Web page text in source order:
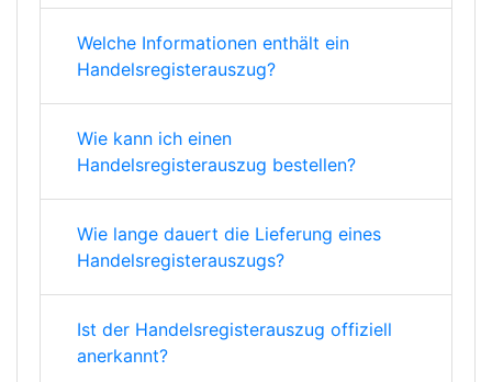
Welche Informationen enthält ein
Handelsregisterauszug?
Wie kann ich einen
Handelsregisterauszug bestellen?
Wie lange dauert die Lieferung eines
Handelsregisterauszugs?
Ist der Handelsregisterauszug offiziell
anerkannt?